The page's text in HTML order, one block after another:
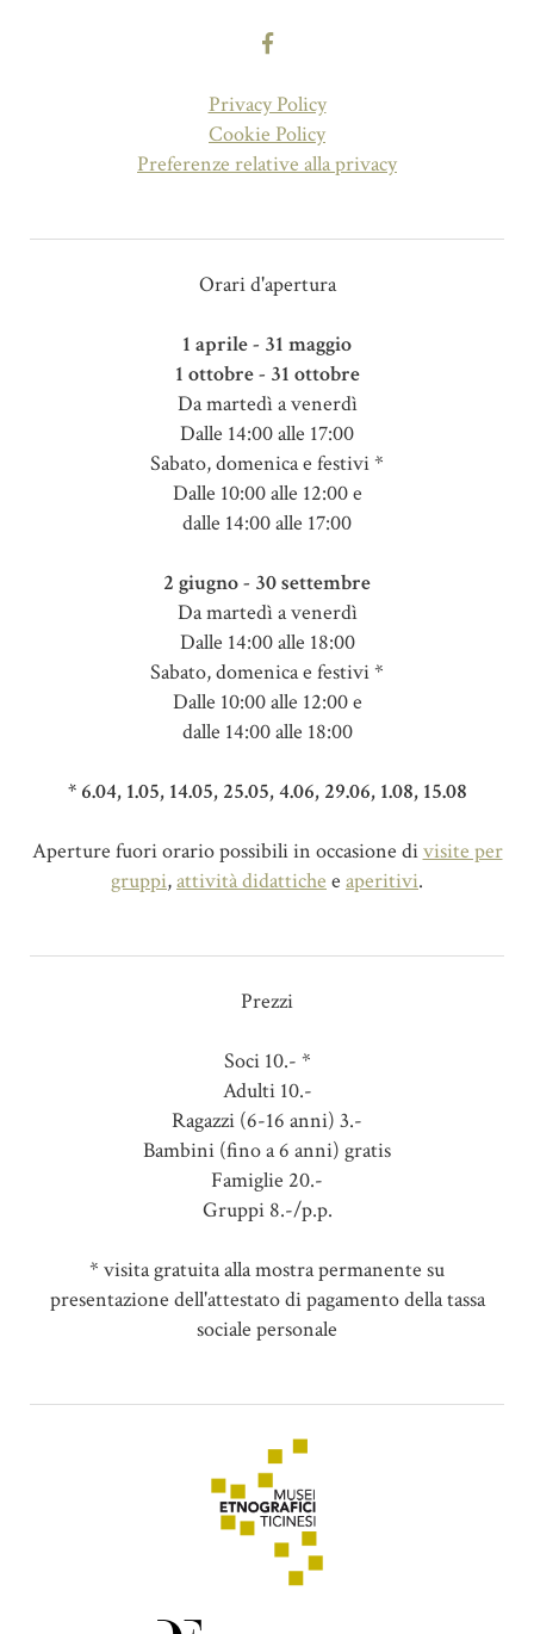
Privacy Policy
Cookie Policy
Preferenze relative alla privacy
Orari d'apertura
1 aprile - 31 maggio
1 ottobre - 31 ottobre
Da martedì a venerdì
Dalle 14:00 alle 17:00
Sabato, domenica e festivi *
Dalle 10:00 alle 12:00 e
dalle 14:00 alle 17:00
2 giugno - 30 settembre
Da martedì a venerdì
Dalle 14:00 alle 18:00
Sabato, domenica e festivi *
Dalle 10:00 alle 12:00 e
dalle 14:00 alle 18:00
* 6.04, 1.05, 14.05, 25.05, 4.06, 29.06, 1.08, 15.08
Aperture fuori orario possibili in occasione divisite per
gruppi,attività didattiche e aperitivi.
Prezzi
Soci 10.- *
Adulti 10.-
Ragazzi (6-16 anni) 3.-
Bambini (fino a 6 anni) gratis
Famiglie 20.-
Gruppi 8.-/p.p.
* visita gratuita alla mostra permanente su
presentazione dell'attestato di pagamento della tassa
sociale personale